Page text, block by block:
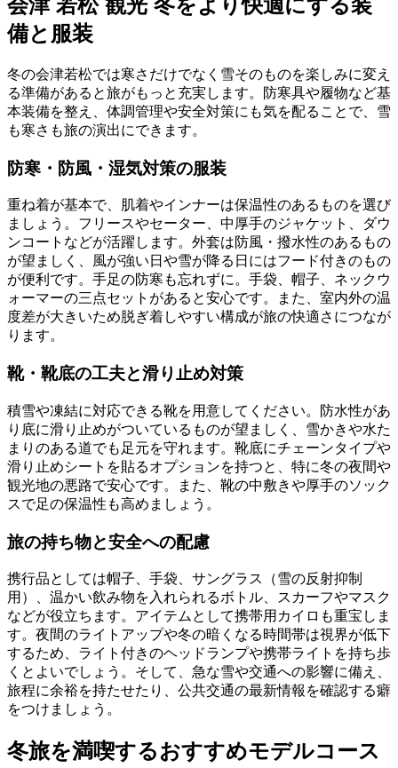
会津 若松 観光 冬をより快適にする装
備と服装
冬の会津若松では寒さだけでなく雪そのものを楽しみに変え
る準備があると旅がもっと充実します。防寒具や履物など基
本装備を整え、体調管理や安全対策にも気を配ることで、雪
も寒さも旅の演出にできます。
防寒・防風・湿気対策の服装
重ね着が基本で、肌着やインナーは保温性のあるものを選び
ましょう。フリースやセーター、中厚手のジャケット、ダウ
ンコートなどが活躍します。外套は防風・撥水性のあるもの
が望ましく、風が強い日や雪が降る日にはフード付きのもの
が便利です。手足の防寒も忘れずに。手袋、帽子、ネックウ
ォーマーの三点セットがあると安心です。また、室内外の温
度差が大きいため脱ぎ着しやすい構成が旅の快適さにつなが
ります。
靴・靴底の工夫と滑り止め対策
積雪や凍結に対応できる靴を用意してください。防水性があ
り底に滑り止めがついているものが望ましく、雪かきや水た
まりのある道でも足元を守れます。靴底にチェーンタイプや
滑り止めシートを貼るオプションを持つと、特に冬の夜間や
観光地の悪路で安心です。また、靴の中敷きや厚手のソック
スで足の保温性も高めましょう。
旅の持ち物と安全への配慮
携行品としては帽子、手袋、サングラス（雪の反射抑制
用）、温かい飲み物を入れられるボトル、スカーフやマスク
などが役立ちます。アイテムとして携帯用カイロも重宝しま
す。夜間のライトアップや冬の暗くなる時間帯は視界が低下
するため、ライト付きのヘッドランプや携帯ライトを持ち歩
くとよいでしょう。そして、急な雪や交通への影響に備え、
旅程に余裕を持たせたり、公共交通の最新情報を確認する癖
をつけましょう。
冬旅を満喫するおすすめモデルコース